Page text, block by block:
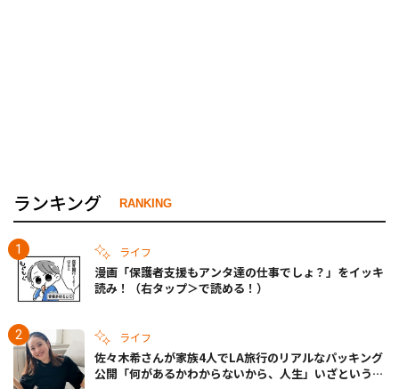
ランキング RANKING
ライフ
漫画「保護者支援もアンタ達の仕事でしょ？」をイッキ
読み！（右タップ＞で読める！）
ライフ
佐々木希さんが家族4人でLA旅行のリアルなパッキング
公開「何があるかわからないから、人生」いざというと